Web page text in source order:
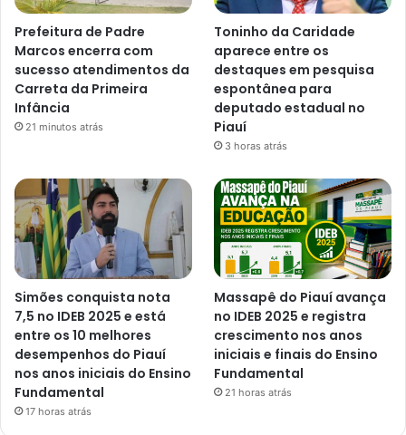
Prefeitura de Padre
Marcos encerra com
sucesso atendimentos da
Carreta da Primeira
Infância
21 minutos atrás
Toninho da Caridade
aparece entre os
destaques em pesquisa
espontânea para
deputado estadual no
Piauí
3 horas atrás
Simões conquista nota
7,5 no IDEB 2025 e está
entre os 10 melhores
desempenhos do Piauí
nos anos iniciais do Ensino
Fundamental
17 horas atrás
Massapê do Piauí avança
no IDEB 2025 e registra
crescimento nos anos
iniciais e finais do Ensino
Fundamental
21 horas atrás